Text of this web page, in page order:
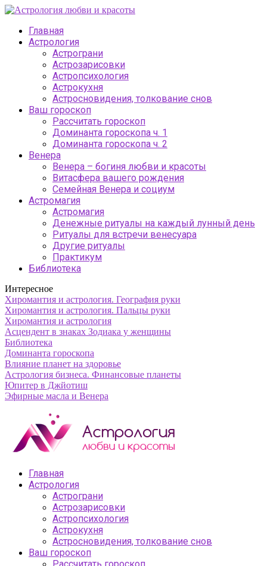
Главная
Астрология
Астрограни
Астрозарисовки
Астропсихология
Астрокухня
Астросновидения, толкование снов
Ваш гороскоп
Рассчитать гороскоп
Доминанта гороскопа ч. 1
Доминанта гороскопа ч. 2
Венера
Венера – богиня любви и красоты
Витасфера вашего рождения
Семейная Венера и социум
Астромагия
Астромагия
Денежные ритуалы на каждый лунный день
Ритуалы для встречи венесуара
Другие ритуалы
Практикум
Библиотека
Интересное
Хиромантия и астрология. География руки
Хиромантия и астрология. Пальцы руки
Хиромантия и астрология
Асцендент в знаках Зодиака у женщины
Библиотека
Доминанта гороскопа
Влияние планет на здоровье
Астрология бизнеса. Финансовые планеты
Юпитер в Джйотиш
Эфирные масла и Венера
Главная
Астрология
Астрограни
Астрозарисовки
Астропсихология
Астрокухня
Астросновидения, толкование снов
Ваш гороскоп